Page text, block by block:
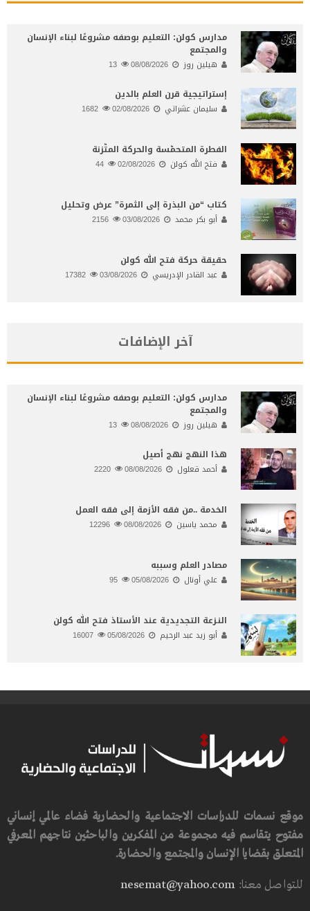
مدارس كولن: التعليم بوصفه مشروعًا لبناء الإنسان
والمجتمع
هيلين روز 08/08/2026
إستراتيجية قرن العلم بالدين
سليمان عشراتي 02/08/2026
الفطرة المتحمّسة والحركة المتّزنة
فتح الله كولن 02/08/2026
كتاب “من البذرة إلى الثمرة” عرض وتحليل
أبو بكر محمد 03/08/2026
حقيقة حركة فتح الله كولن
عبد القادر الإدريسي 03/08/2026
آخر الإضافات
مدارس كولن: التعليم بوصفه مشروعًا لبناء الإنسان
والمجتمع
هيلين روز 08/08/2026
هذا النهج نهج أصيل
أحمد قعلول 08/08/2026
الخدمة ..من فقه الأزمة إلى فقه العمل
محمد ياسين 08/08/2026
مصادر العلم وسببه
علي أونال 05/08/2026
النـزعة التجديدية عند الأستاذ فتح الله كولن
أبو زيد عبد الرحيم 05/08/2026
موقع نسمات للدراسات الاجتماعية والحضارية فضاء عالمي إنساني
مفتوح يتقاسم فيه مجموعة من المفكرين والباحثين نتاجهم المعرفي
المتعلق بقضايا الإنسان والمجتمع والحضارة.
للتواصل معنا:nesemat@yahoo.com